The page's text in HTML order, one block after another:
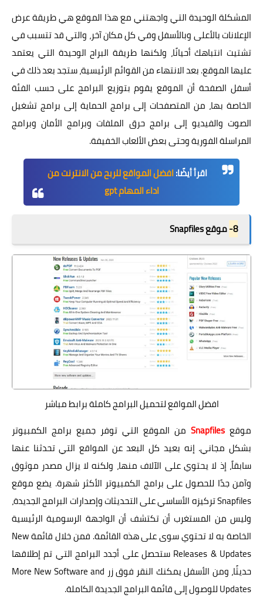
المشكلة الوحيدة التي واجهتني مع هذا الموقع هي طريقة عرض
الإعلانات بالأعلى وبالأسفل وفي كل مكان آخر، والتي قد تتسبب في
تشتيت انتباهك أحيانًا، ولكنها طريقة البراح الوحيدة التي يعتمد
عليها الموقع. بعد الانتهاء من القوائم الرئيسية، ستجد بعد ذلك في
أسفل الصفحة أن الموقع يقوم بتوزيع البرامج على حسب الفئة
الخاصة بها، من المتصفحات إلى برامج الحماية إلى برامج تشغيل
الصوت والفيديو إلى برامج حرق الملفات وبرامج الأمان وبرامج
المراسلة الفورية وحتى بعض الألعاب الخفيفة.
اقرأ أيضًا:افضل المواقع للربح من الانترنت من
اداء المهام gpt
8- موقع Snapfiles
افضل المواقع لتحميل البرامج كاملة برابط مباشر
موقع Snapfiles من الموقع التي توفر جميع برامج الكمبيوتر
بشكل مجاني. إنه بعيد كل البعد عن المواقع التي تحدثنا عنها
سابقاً، إذ لا يحتوي على الآلاف منها، ولكنه لا يزال مصدر موثوق
وآمن جدًا للحصول على برامج الكمبيوتر الأكثر شهرة. يضع موقع
Snapfiles تركيزه الأساسي على التحديثات وإصدارات البرامج الجديدة،
وليس من المستغرب أن تكتشف أن الواجهة الرسومية الرئيسية
الخاصة به لا تحتوي سوى على هذه القائمة. فمن خلال قائمة New
Releases & Updates ستحصل على أجدد البرامج التي تم إطلاقها
حديثًا، ومن الأسفل يمكنك النقر فوق زر More New Software and
Updates للوصول إلى قائمة البرامج الجديدة الكاملة.